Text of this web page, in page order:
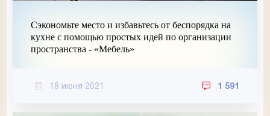
Сэкономьте место и избавьтесь от беспорядка на
кухне с помощью простых идей по организации
пространства - «Мебель»
18 июня 2021 1 591